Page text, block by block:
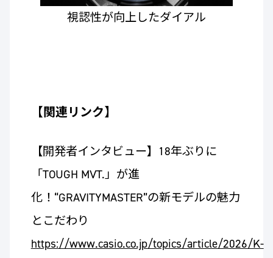
視認性が向上したダイアル
【関連リンク】
【開発者インタビュー】18年ぶりに
「TOUGH MVT.」が進
化！“GRAVITYMASTER”の新モデルの魅力
とこだわり
https://www.casio.co.jp/topics/article/2026/K-